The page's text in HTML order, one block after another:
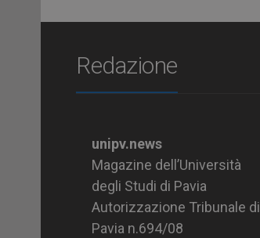
Redazione
unipv.news
Magazine dell’Università
degli Studi di Pavia
Autorizzazione Tribunale di
Pavia n.694/08